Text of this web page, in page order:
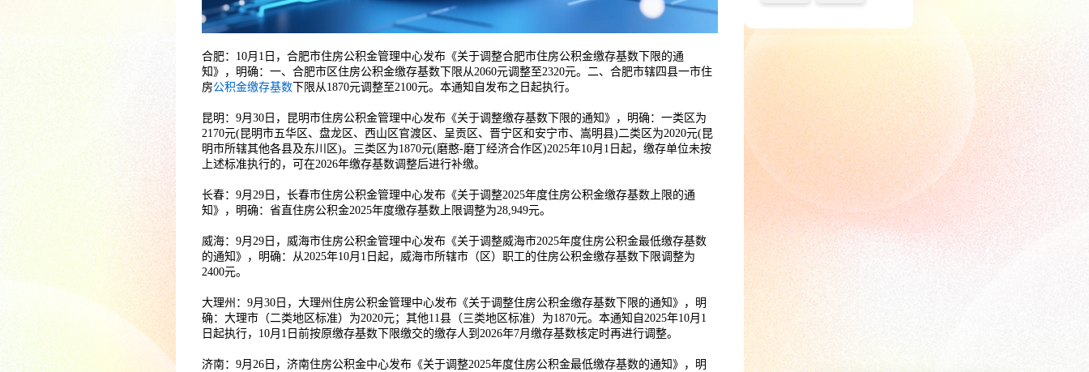
合肥：10月1日，合肥市住房公积金管理中心发布《关于调整合肥市住房公积金缴存基数下限的通
知》，明确：一、合肥市区住房公积金缴存基数下限从2060元调整至2320元。二、合肥市辖四县一市住
房公积金缴存基数下限从1870元调整至2100元。本通知自发布之日起执行。
昆明：9月30日，昆明市住房公积金管理中心发布《关于调整缴存基数下限的通知》，明确：一类区为
2170元(昆明市五华区、盘龙区、西山区官渡区、呈贡区、晋宁区和安宁市、嵩明县)二类区为2020元(昆
明市所辖其他各县及东川区)。三类区为1870元(磨憨-磨丁经济合作区)2025年10月1日起，缴存单位未按
上述标准执行的，可在2026年缴存基数调整后进行补缴。
长春：9月29日，长春市住房公积金管理中心发布《关于调整2025年度住房公积金缴存基数上限的通
知》，明确：省直住房公积金2025年度缴存基数上限调整为28,949元。
威海：9月29日，威海市住房公积金管理中心发布《关于调整威海市2025年度住房公积金最低缴存基数
的通知》，明确：从2025年10月1日起，威海市所辖市（区）职工的住房公积金缴存基数下限调整为
2400元。
大理州：9月30日，大理州住房公积金管理中心发布《关于调整住房公积金缴存基数下限的通知》，明
确：大理市（二类地区标准）为2020元；其他11县（三类地区标准）为1870元。本通知自2025年10月1
日起执行，10月1日前按原缴存基数下限缴交的缴存人到2026年7月缴存基数核定时再进行调整。
济南：9月26日，济南住房公积金中心发布《关于调整2025年度住房公积金最低缴存基数的通知》，明